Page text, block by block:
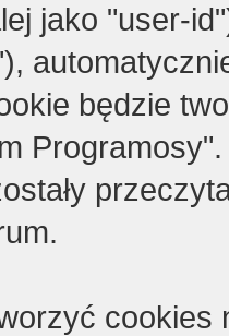
jako "user-
będzie
cookies